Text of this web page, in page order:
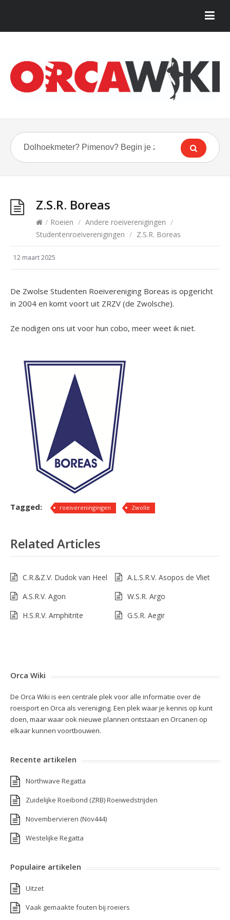
Z.S.R. Boreas
/ Roeien / Andere roeiverenigingen /
Studentenroeiverenigingen / Z.S.R. Boreas
12 maart 2025
De Zwolse Studenten Roeivereniging Boreas is opgericht
in 2004 en komt voort uit ZRZV (de Zwolsche).
Ze nodigen ons uit voor hun cobo, meer weet ik niet.
Tagged: roeivereningingen Zwolle
Related Articles
C.R.&Z.V. Dudok van Heel
A.L.S.R.V. Asopos de Vliet
A.S.R.V. Agon
W.S.R. Argo
H.S.R.V. Amphitrite
G.S.R. Aegir
Orca Wiki
De Orca Wiki is een centrale plek voor alle informatie over de
roeisport en Orca als vereniging. Een plek waar je kennis op kunt
doen, maar waar ook nieuwe plannen ontstaan en Orcanen op
elkaar kunnen voortbouwen.
Recente artikelen
Northwave Regatta
Zuidelijke Roeibond (ZRB) Roeiwedstrijden
Novembervieren (Nov444)
Westelijke Regatta
Populaire artikelen
Uitzet
Vaak gemaakte fouten bij roeiers